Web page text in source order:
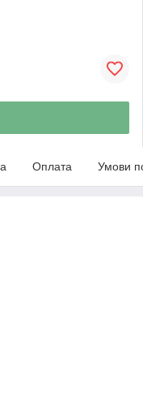
Оплата Умови